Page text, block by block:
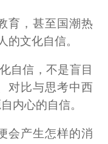
育，甚至国潮热
的文化自信。
自信，不是盲目
对比与思考中西
内心的自信。
会产生怎样的消